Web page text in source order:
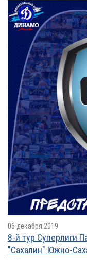
06 декабря 2019
8-й тур Суперлиги
"Сахалин" Южно-